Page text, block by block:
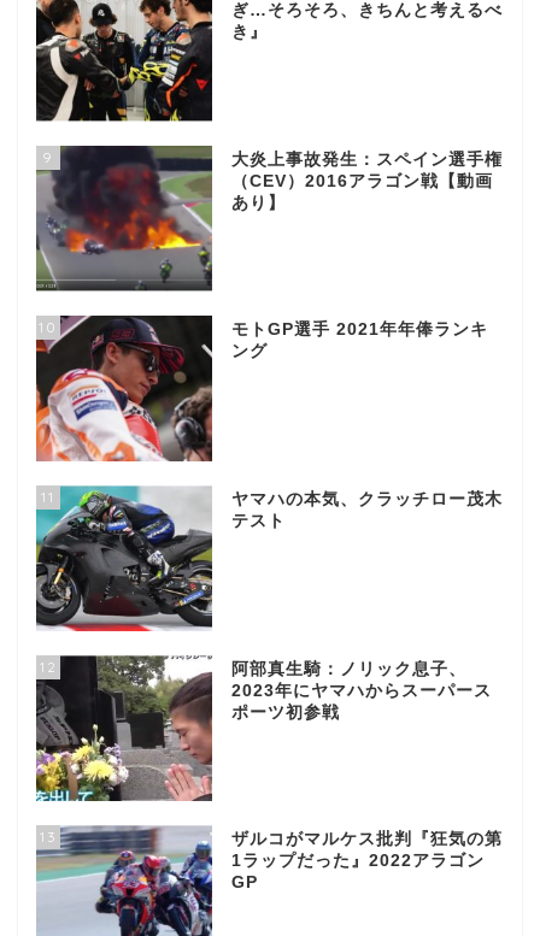
ぎ…そろそろ、きちんと考えるべ
き』
9
大炎上事故発生：スペイン選手権
（CEV）2016アラゴン戦【動画
あり】
10
モトGP選手 2021年年俸ランキ
ング
11
ヤマハの本気、クラッチロー茂木
テスト
12
阿部真生騎：ノリック息子、
2023年にヤマハからスーパース
ポーツ初参戦
13
ザルコがマルケス批判『狂気の第
1ラップだった』2022アラゴン
GP